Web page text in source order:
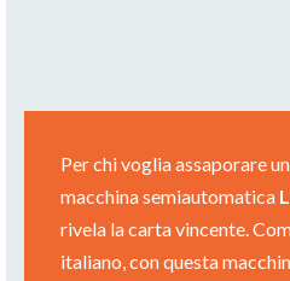
Per chi voglia assaporare
macchina semiautomatica
rivela la carta vincente.
italiano, con questa